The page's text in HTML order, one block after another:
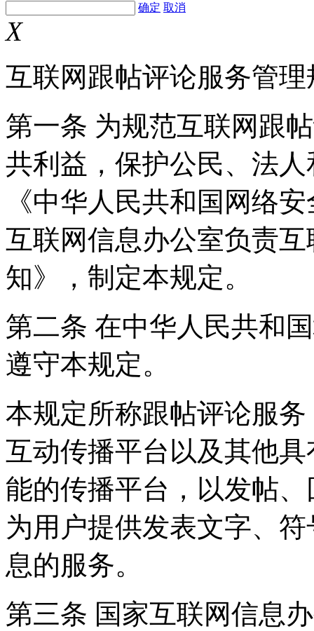
确定 取消
X
互联网跟帖评论服务管理
第一条 为规范互联网跟
共利益，保护公民、法
《中华人民共和国网络
互联网信息办公室负责
知》，制定本规定。
第二条 在中华人民共和
遵守本规定。
本规定所称跟帖评论服
互动传播平台以及其他
能的传播平台，以发帖
为用户提供发表文字、
息的服务。
第三条 国家互联网信息